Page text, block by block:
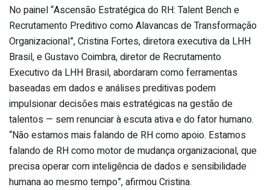
No painel “Ascensão Estratégica do RH: Talent Bench e
Recrutamento Preditivo como Alavancas de Transformação
Organizacional”, Cristina Fortes, diretora executiva da LHH
Brasil, e Gustavo Coimbra, diretor de Recrutamento
Executivo da LHH Brasil, abordaram como ferramentas
baseadas em dados e análises preditivas podem
impulsionar decisões mais estratégicas na gestão de
talentos — sem renunciar à escuta ativa e do fator humano.
“Não estamos mais falando de RH como apoio. Estamos
falando de RH como motor de mudança organizacional, que
precisa operar com inteligência de dados e sensibilidade
humana ao mesmo tempo”, afirmou Cristina.